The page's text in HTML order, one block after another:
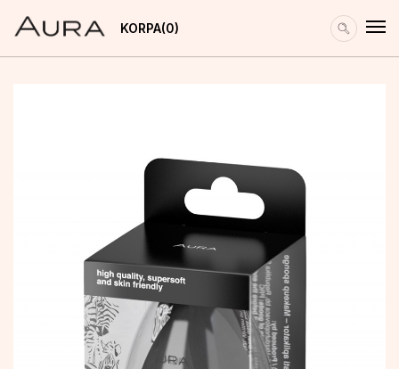
KORPA 0